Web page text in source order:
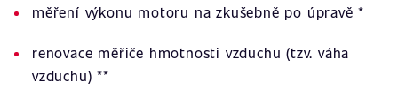
měření výkonu motoru na zkušebně po úpravě *
renovace měřiče hmotnosti vzduchu (tzv. váha
vzduchu) **